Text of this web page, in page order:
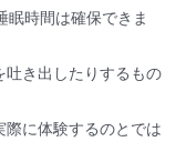
眠時間は確保できま
吐き出したりするもの
際に体験するのとでは